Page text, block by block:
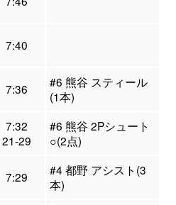
7:40
7:36
#6 熊谷 スティール
(1本)
7:32
21-29
#6 熊谷 2Pシュート
○(2点)
7:29
#4 都野 アシスト(3
本)